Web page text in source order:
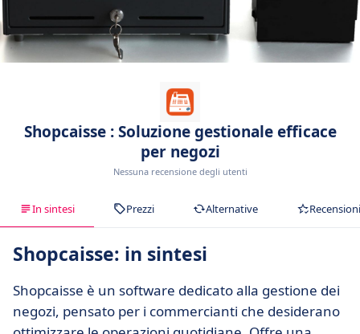
Shopcaisse : Soluzione gestionale efficace
per negozi
Nessuna recensione degli utenti
In sintesi Prezzi Alternative Recensioni
Shopcaisse: in sintesi
Shopcaisse è un software dedicato alla gestione dei
negozi, pensato per i commercianti che desiderano